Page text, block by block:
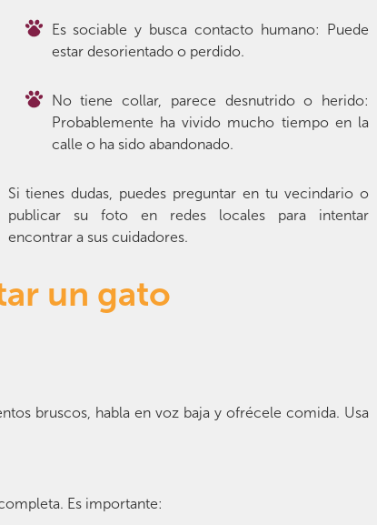
Es sociable y busca contacto humano: Puede
estar desorientado o perdido.
No tiene collar, parece desnutrido o herido:
Probablemente ha vivido mucho tiempo en la
calle o ha sido abandonado.
Si tienes dudas, puedes preguntar en tu vecindario o
publicar su foto en redes locales para intentar
encontrar a sus cuidadores.
un gato
bruscos, habla en voz baja y ofrécele comida. Usa
Es importante: